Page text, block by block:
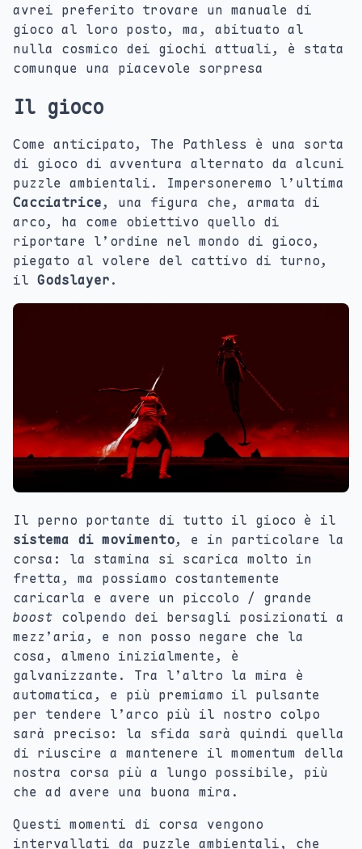
avrei preferito trovare un manuale di
gioco al loro posto, ma, abituato al
nulla cosmico dei giochi attuali, è stata
comunque una piacevole sorpresa
Il gioco
Come anticipato, The Pathless è una sorta
di gioco di avventura alternato da alcuni
puzzle ambientali. Impersoneremo l’ultima
Cacciatrice, una figura che, armata di
arco, ha come obiettivo quello di
riportare l’ordine nel mondo di gioco,
piegato al volere del cattivo di turno,
il Godslayer.
Il perno portante di tutto il gioco è il
sistema di movimento, e in particolare la
corsa: la stamina si scarica molto in
fretta, ma possiamo costantemente
caricarla e avere un piccolo / grande
boost colpendo dei bersagli posizionati a
mezz’aria, e non posso negare che la
cosa, almeno inizialmente, è
galvanizzante. Tra l’altro la mira è
automatica, e più premiamo il pulsante
per tendere l’arco più il nostro colpo
sarà preciso: la sfida sarà quindi quella
di riuscire a mantenere il momentum della
nostra corsa più a lungo possibile, più
che ad avere una buona mira.
Questi momenti di corsa vengono
intervallati da puzzle ambientali, che